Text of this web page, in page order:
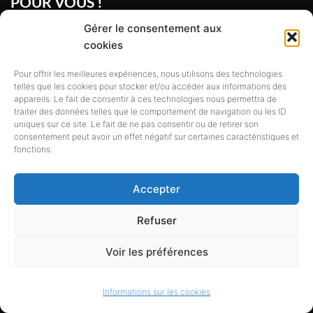
Gérer le consentement aux
cookies
Pour offrir les meilleures expériences, nous utilisons des technologies
telles que les cookies pour stocker et/ou accéder aux informations des
appareils. Le fait de consentir à ces technologies nous permettra de
traiter des données telles que le comportement de navigation ou les ID
uniques sur ce site. Le fait de ne pas consentir ou de retirer son
consentement peut avoir un effet négatif sur certaines caractéristiques et
fonctions.
Accepter
Refuser
Voir les préférences
Informations sur les cookies
L’objet premier de ce site est les
bibliothèques, ainsi que tous les
acteurs de la chaîne du Livre.Mais
conscient de l’impossibilité, et de
l’inefficacité, d’une réflexion en vase
clos (sites de bibliothécaires pour
des bibliothécaires), nous abordons
l’Internet, les TIC, les sciences